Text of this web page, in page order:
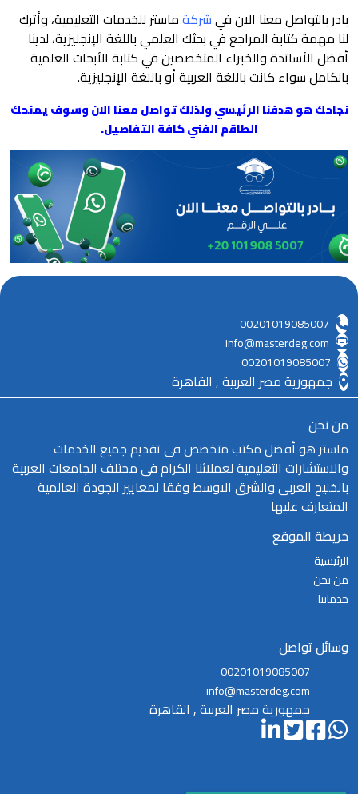
بادر بالتواصل معنا الان فيشركةماستر للخدمات التعليمية، وأترك
لنا مهمةكتابة المراجع في بحثك العلمي باللغة الإنجليزية، لدينا
أفضل الأساتذة والخبراء المتخصصين في كتابة الأبحاث العلمية
بالكامل سواء كانت باللغة العربية أو باللغة الإنجليزية.
نجاحك هو هدفنا الرئيسي ولذلك تواصل معنا الان وسوف يمنحك
الطاقم الفني كافة التفاصيل.
00201019085007
info@masterdeg.com
00201019085007
جمهورية مصر العربية , القاهرة
من نحن
ماستر هو أفضل مكتب متخصص فى تقديم جميع الخدمات
والاستشارات التعليمية لعملائنا الكرام فى مختلف الجامعات العربية
بالخليج العربى والشرق الاوسط وفقا لمعايير الجودة العالمية
المتعارف عليها
خريطة الموقع
الرئيسية
من نحن
خدماتنا
وسائل تواصل
00201019085007
info@masterdeg.com
جمهورية مصر العربية , القاهرة